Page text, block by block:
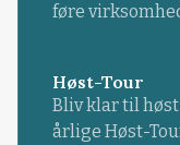
føre
Høst-Tour
Bliv klar til
årlige Høst-